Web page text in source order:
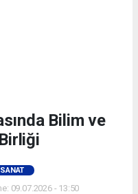
Bilim ve
09.07.2026 - 13:50